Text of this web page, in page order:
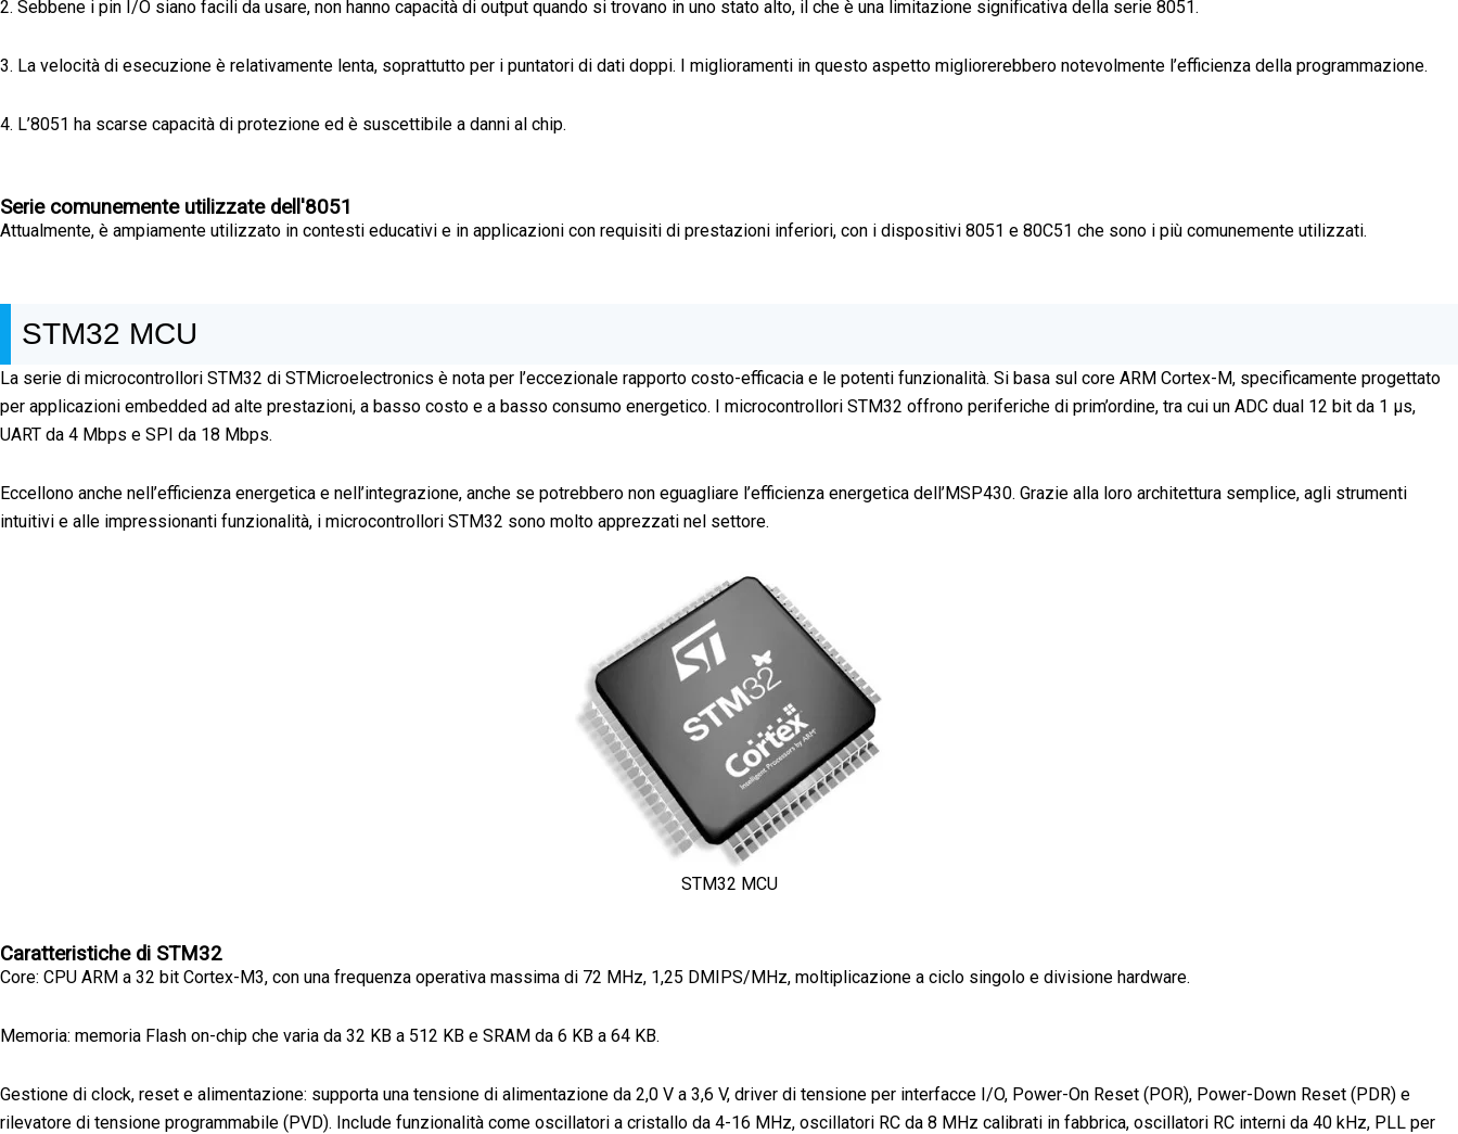
2. Sebbene i pin I/O siano facili da usare, non hanno capacità di output quando si trovano in uno stato alto, il che è una limitazione significativa della serie 8051.
3. La velocità di esecuzione è relativamente lenta, soprattutto per i puntatori di dati doppi. I miglioramenti in questo aspetto migliorerebbero notevolmente l’efficienza della programmazione.
4. L’8051 ha scarse capacità di protezione ed è suscettibile a danni al chip.
Serie comunemente utilizzate dell'8051
Attualmente, è ampiamente utilizzato in contesti educativi e in applicazioni con requisiti di prestazioni inferiori, con i dispositivi 8051 e 80C51 che sono i più comunemente utilizzati.
STM32 MCU
La serie di microcontrollori STM32 di STMicroelectronics è nota per l’eccezionale rapporto costo-efficacia e le potenti funzionalità. Si basa sul core ARM Cortex-M, specificamente progettato
per applicazioni embedded ad alte prestazioni, a basso costo e a basso consumo energetico. I microcontrollori STM32 offrono periferiche di prim’ordine, tra cui un ADC dual 12 bit da 1 μs,
UART da 4 Mbps e SPI da 18 Mbps.
Eccellono anche nell’efficienza energetica e nell’integrazione, anche se potrebbero non eguagliare l’efficienza energetica dell’MSP430. Grazie alla loro architettura semplice, agli strumenti
intuitivi e alle impressionanti funzionalità, i microcontrollori STM32 sono molto apprezzati nel settore.
STM32 MCU
Caratteristiche di STM32
Core: CPU ARM a 32 bit Cortex-M3, con una frequenza operativa massima di 72 MHz, 1,25 DMIPS/MHz, moltiplicazione a ciclo singolo e divisione hardware.
Memoria: memoria Flash on-chip che varia da 32 KB a 512 KB e SRAM da 6 KB a 64 KB.
Gestione di clock, reset e alimentazione: supporta una tensione di alimentazione da 2,0 V a 3,6 V, driver di tensione per interfacce I/O, Power-On Reset (POR), Power-Down Reset (PDR) e
rilevatore di tensione programmabile (PVD). Include funzionalità come oscillatori a cristallo da 4-16 MHz, oscillatori RC da 8 MHz calibrati in fabbrica, oscillatori RC interni da 40 kHz, PLL per